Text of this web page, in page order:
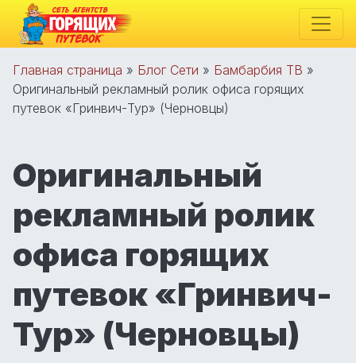
Главная страница » Блог Сети » Бамбарбия ТВ »
Оригинальный рекламный ролик офиса горящих
путевок «Гринвич-Тур» (Черновцы)
Оригинальный
рекламный ролик
офиса горящих
путевок «Гринвич-
Тур» (Черновцы)